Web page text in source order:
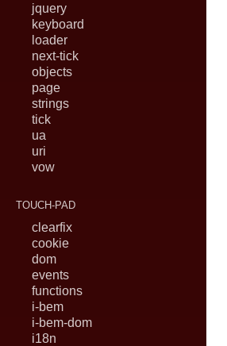
jquery
keyboard
loader
next-tick
objects
page
strings
tick
ua
uri
vow
TOUCH-PAD
clearfix
cookie
dom
events
functions
i-bem
i-bem-dom
i18n